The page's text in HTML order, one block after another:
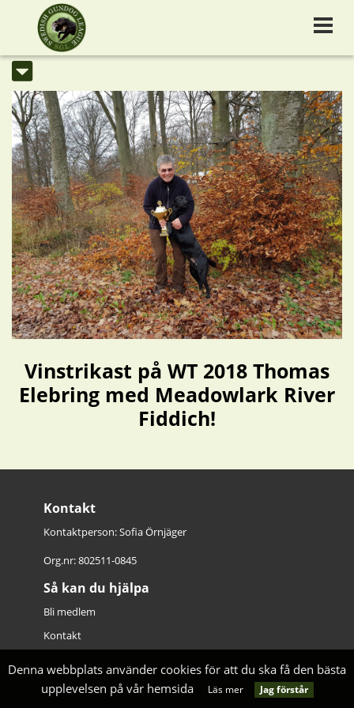
Denna webbplats använder cookies för att du ska få den bästa
upplevelsen på vår hemsida
Läs mer Jag förstår
Vinstrikast på WT 2018 Thomas
Elebring med Meadowlark River
Fiddich!
Kontakt
Kontaktperson: Sofia Örnjäger
Org.nr: 802511-0845
Så kan du hjälpa
Bli medlem
Kontakt